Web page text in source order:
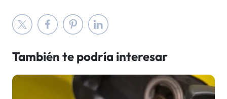
También te podría interesar